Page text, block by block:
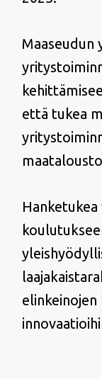
Maaseudun
että tukea
Hanketukea
elinkeinojen